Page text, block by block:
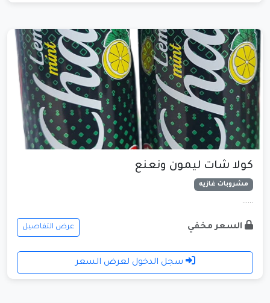
كولا شات ليمون ونعنع
مشروبات غازيه
......
السعر مخفي عرض التفاصيل
سجل الدخول لعرض السعر